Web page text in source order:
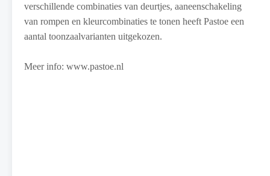
verschillende combinaties van deurtjes, aaneenschakeling
van rompen en kleurcombinaties te tonen heeft Pastoe een
aantal toonzaalvarianten uitgekozen.
Meer info: www.pastoe.nl